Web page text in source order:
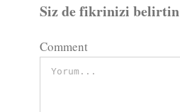
Siz de fikrinizi belirtin
Comment